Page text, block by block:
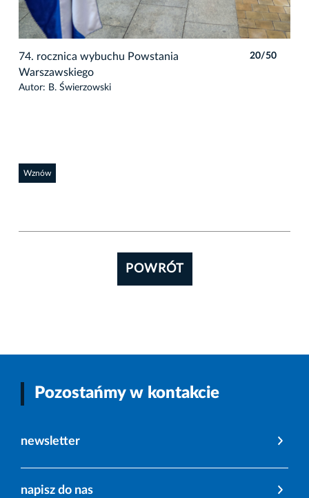
74. rocznica wybuchu Powstania
Warszawskiego
Autor: B. Świerzowski
20/50
Wznów
POWRÓT
Pozostańmy w kontakcie
newsletter
napisz do nas